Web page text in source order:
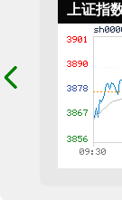
上证指